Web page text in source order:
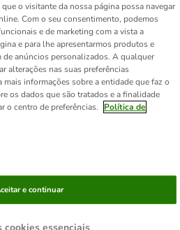
o visitante da nossa página possa navegar
Com o seu consentimento, podemos
e de marketing com a vista a
e para lhe apresentarmos produtos e
de anúncios personalizados. A qualquer
alterações nas suas preferências
informações sobre a entidade que faz o
os dados que são tratados e a finalidade
o centro de preferências.
Política de
cookies essenciais
e continuar